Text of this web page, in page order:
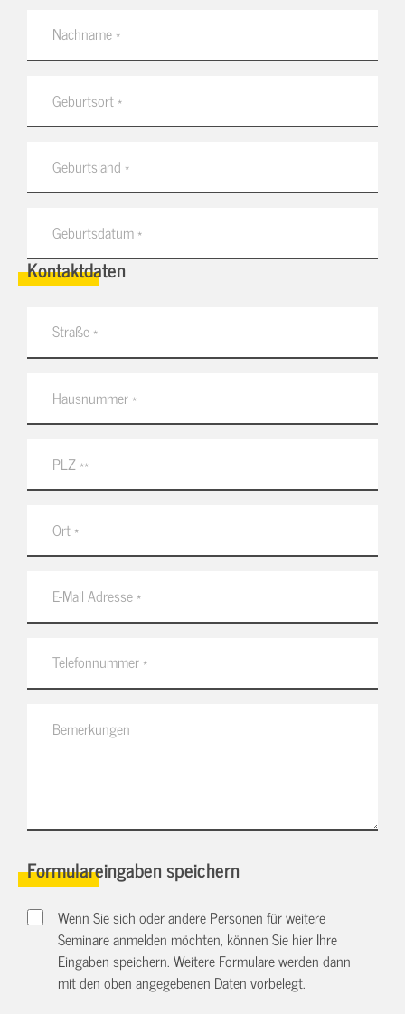
Kontaktdaten
Formulareingaben speichern
Wenn Sie sich oder andere Personen für weitere
Seminare anmelden möchten, können Sie hier Ihre
Eingaben speichern. Weitere Formulare werden dann
mit den oben angegebenen Daten vorbelegt.